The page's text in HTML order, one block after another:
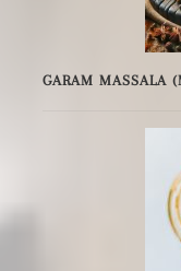
GARAM MASSALA